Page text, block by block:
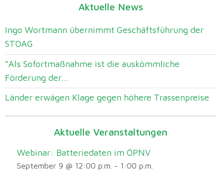
Aktuelle News
Ingo Wortmann übernimmt Geschäftsführung der
STOAG
“Als Sofortmaßnahme ist die auskömmliche
Förderung der...
Länder erwägen Klage gegen höhere Trassenpreise
Aktuelle Veranstaltungen
Webinar: Batteriedaten im ÖPNV
September 9 @ 12:00 p.m. - 1:00 p.m.